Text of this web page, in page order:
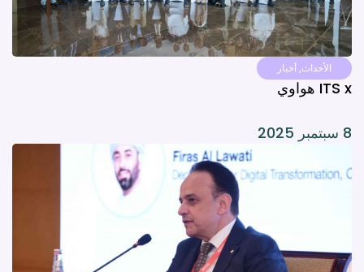
الأحداث, أخبار
ITS x هواوي
8 سبتمبر 2025